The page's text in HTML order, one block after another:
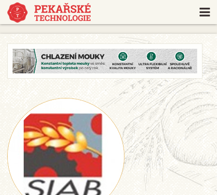
https://www.traditionrolex.com/18